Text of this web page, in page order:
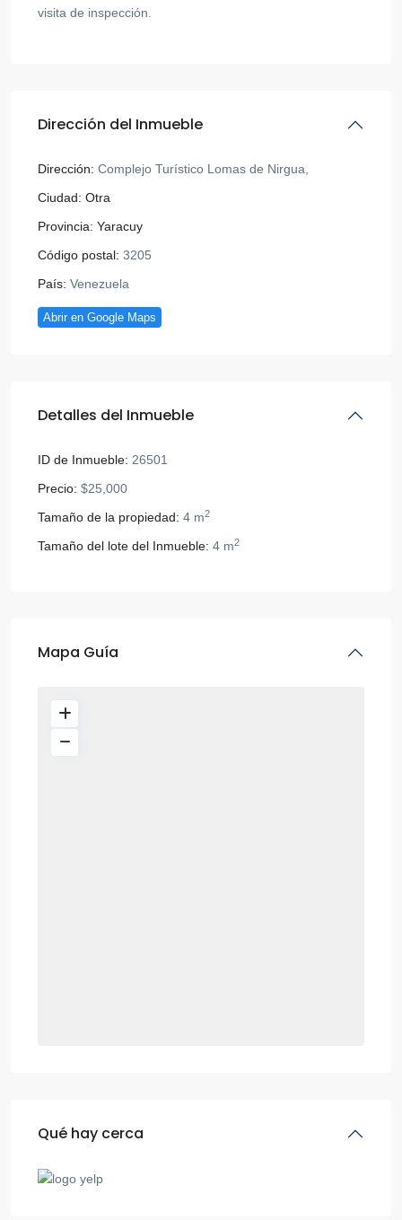
visita de inspección.
Dirección del Inmueble
Dirección: Complejo Turístico Lomas de Nirgua,
Ciudad: Otra
Provincia: Yaracuy
Código postal: 3205
País: Venezuela
Abrir en Google Maps
Detalles del Inmueble
ID de Inmueble: 26501
Precio: $25,000
Tamaño de la propiedad: 4 m2
Tamaño del lote del Inmueble: 4 m2
Mapa Guía
Qué hay cerca